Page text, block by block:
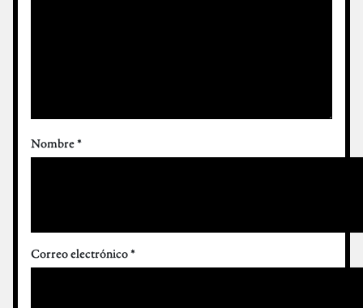
Nombre*
Correo electrónico*